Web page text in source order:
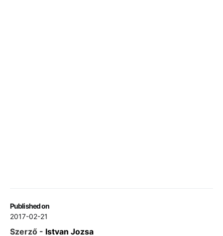
Published on
2017-02-21
Szerző - Istvan Jozsa